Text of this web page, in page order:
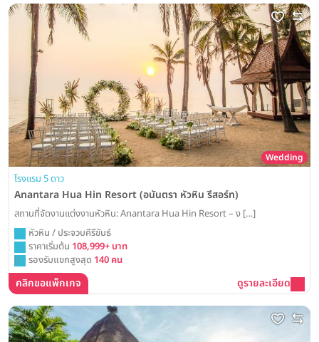
Wedding
โรงแรม 5 ดาว
Anantara Hua Hin Resort (อนันตรา หัวหิน รีสอร์ท)
สถานที่จัดงานแต่งงานหัวหิน: Anantara Hua Hin Resort – ง […]
หัวหิน / ประจวบคีรีขันธ์
ราคาเริ่มต้น 108,999+ บาท
รองรับแขกสูงสุด 140 คน
คลิกขอแพ็กเกจ ดูรายละเอียด